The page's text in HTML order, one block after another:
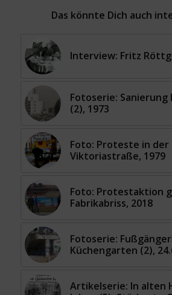
Das könnte Dich auch
Interview: Fritz
Fotoserie: Sanierung
(2), 1973
Foto: Proteste in der
Viktoriastraße, 1979
Foto: Protestaktion
Fabrikabriss, 2018
Fotoserie:
Küchengarten (2),
Artikelserie: In alten